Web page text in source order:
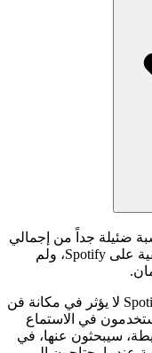
ضئيلة جداً من إجمالي
مرات الاستماع إلى الأعمال الموسيقية على Spotify، ولم
إن توفُّر الموسيقى الوظيفية على Spotify لا يؤثر في مكانة فن
في الاستماع
سيبحثون عنها، في